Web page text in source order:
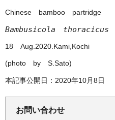
Chinese bamboo partridge
Bambusicola thoracicus
18 Aug.2020.Kami,Kochi
(photo by S.Sato)
本記事公開日：2020年10月8日
お問い合わせ